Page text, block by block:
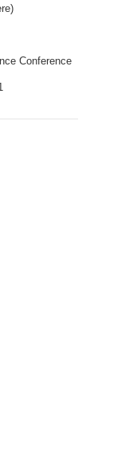
Conference